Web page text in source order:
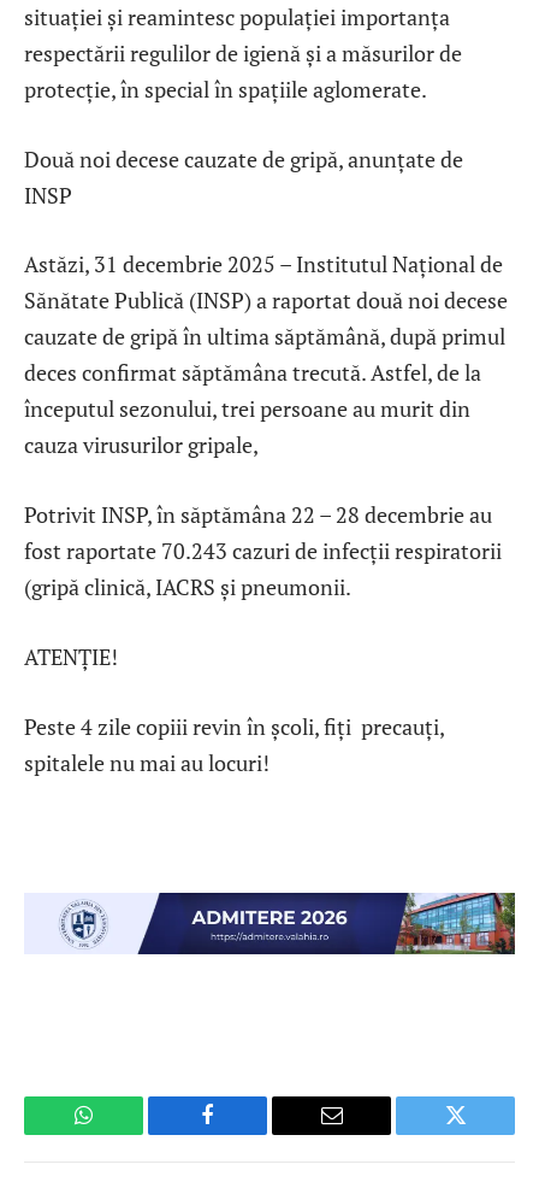
situației și reamintesc populației importanța
respectării regulilor de igienă și a măsurilor de
protecție, în special în spațiile aglomerate.
Două noi decese cauzate de gripă, anunțate de
INSP
Astăzi, 31 decembrie 2025 – Institutul Național de
Sănătate Publică (INSP) a raportat două noi decese
cauzate de gripă în ultima săptămână, după primul
deces confirmat săptămâna trecută. Astfel, de la
începutul sezonului, trei persoane au murit din
cauza virusurilor gripale,
Potrivit INSP, în săptămâna 22 – 28 decembrie au
fost raportate 70.243 cazuri de infecții respiratorii
(gripă clinică, IACRS și pneumonii.
ATENȚIE!
Peste 4 zile copiii revin în școli, fiți precauți,
spitalele nu mai au locuri!
WhatsApp Facebook Email Twitter